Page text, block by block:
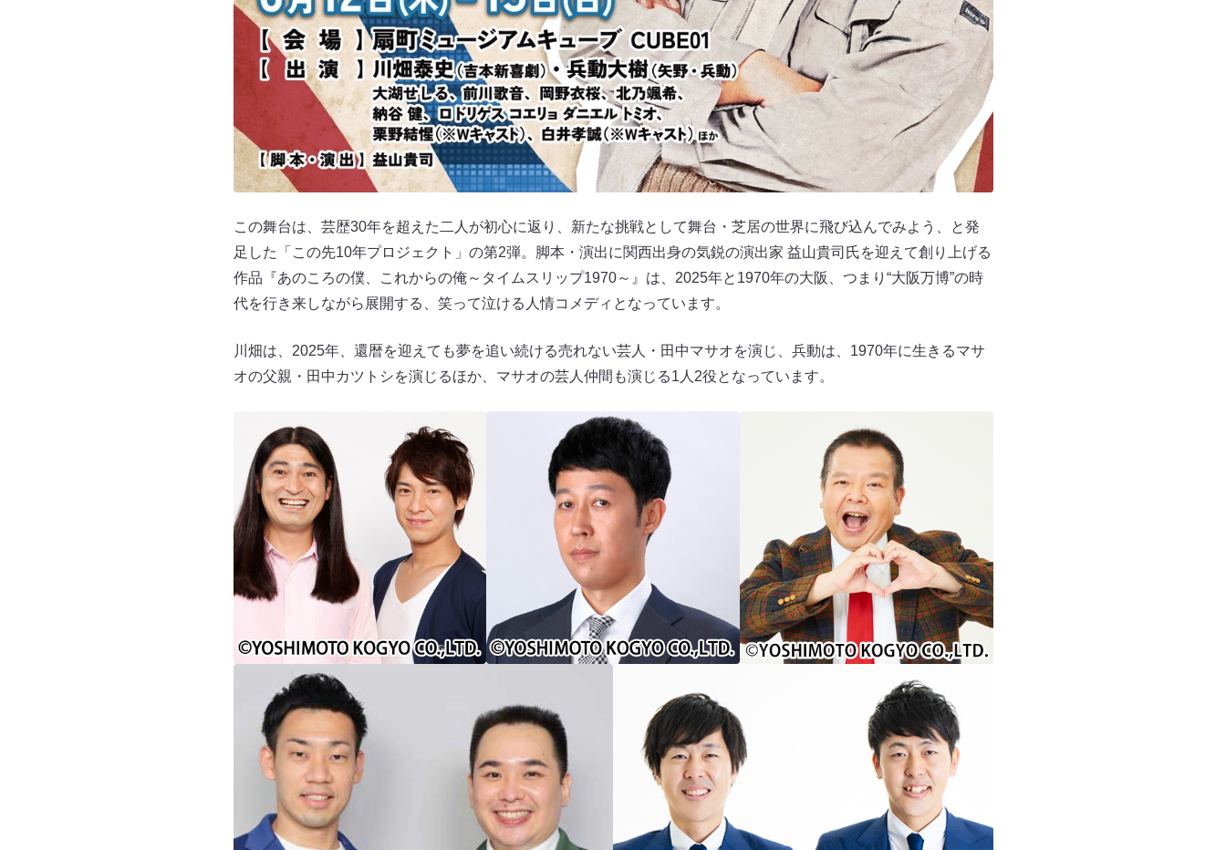
この舞台は、芸歴30年を超えた二人が初心に返り、新たな挑戦として舞台・芝居の世界に飛び込んでみよう、と発
足した「この先10年プロジェクト」の第2弾。脚本・演出に関西出身の気鋭の演出家 益山貴司氏を迎えて創り上げる
作品『あのころの僕、これからの俺～タイムスリップ1970～』は、2025年と1970年の大阪、つまり“大阪万博”の時
代を行き来しながら展開する、笑って泣ける人情コメディとなっています。
川畑は、2025年、還暦を迎えても夢を追い続ける売れない芸人・田中マサオを演じ、兵動は、1970年に生きるマサ
オの父親・田中カツトシを演じるほか、マサオの芸人仲間も演じる1人2役となっています。